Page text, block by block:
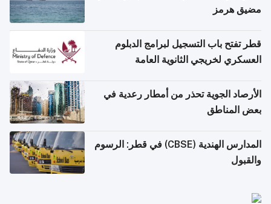
مضيق هرمز
قطر تفتح باب التسجيل لبرامج الدبلوم
العسكري لخريجي الثانوية العامة
الأرصاد الجوية تحذر من أمطار رعدية في
بعض المناطق
المدارس الهندية (CBSE) في قطر: الرسوم
والقبول